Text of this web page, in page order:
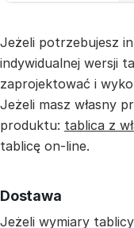
Jeżeli potrzebujesz
indywidualnej wersji
zaprojektować i
Jeżeli masz własny
produktu: tablica z
tablicę on-line.
Dostawa
Jeżeli wymiary